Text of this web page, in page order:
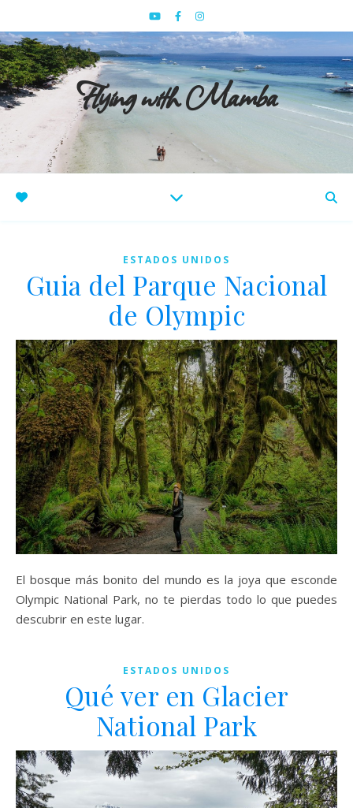
Flying with Mamba
ESTADOS UNIDOS
Guia del Parque Nacional
de Olympic
El bosque más bonito del mundo es la joya que esconde
Olympic National Park, no te pierdas todo lo que puedes
descubrir en este lugar.
ESTADOS UNIDOS
Qué ver en Glacier
National Park